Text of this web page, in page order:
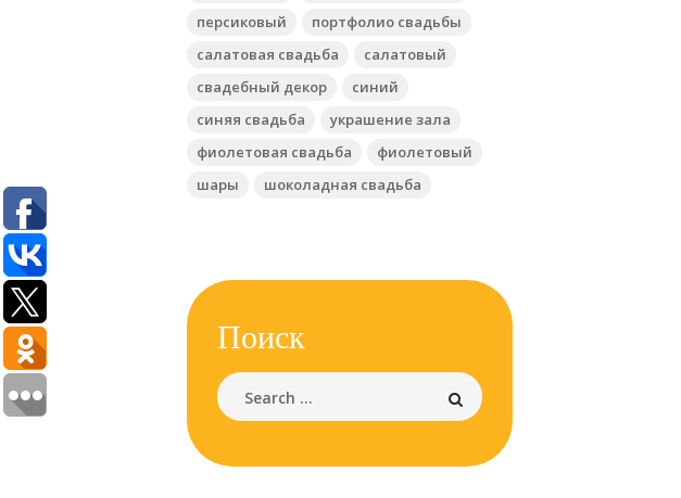
персиковый
портфолио свадьбы
салатовая свадьба
салатовый
свадебный декор
синий
синяя свадьба
украшение зала
фиолетовая свадьба
фиолетовый
шары
шоколадная свадьба
Поиск